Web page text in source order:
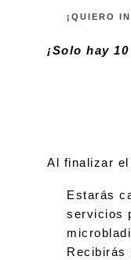
¡QUIERO
¡Solo hay
Al finalizar
Estarás
servicios
Recibirás